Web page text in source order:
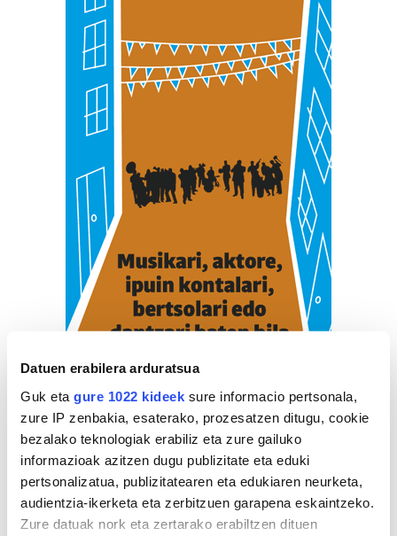
Datuen erabilera arduratsua
Guk eta gure 1022 kideek sure informacio pertsonala,
zure IP zenbakia, esaterako, prozesatzen ditugu, cookie
bezalako teknologiak erabiliz eta zure gailuko
informazioak azitzen dugu publizitate eta eduki
pertsonalizatua, publizitatearen eta edukiaren neurketa,
audientzia-ikerketa eta zerbitzuen garapena eskaintzeko.
Zure datuak nork eta zertarako erabiltzen dituen
ZERBITZU GIDA